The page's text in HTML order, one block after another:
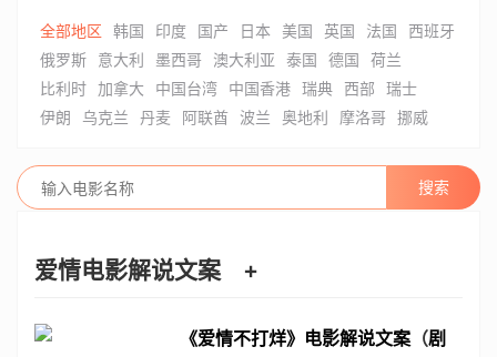
全部地区 韩国 印度 国产 日本 美国 英国 法国
西班牙
俄罗斯
意大利 墨西哥 澳大利亚 泰国 德国
荷兰
比利时 加拿大 中国台湾 中国香港 瑞典 西部
瑞士
伊朗
乌克兰 丹麦 阿联酋 波兰 奥地利 摩洛哥 挪威
爱情电影解说文案 +
《爱情不打烊》电影解说文案 （剧